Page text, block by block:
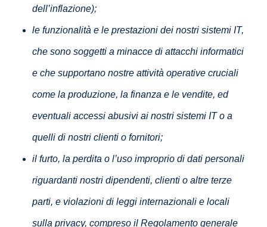
dell’inflazione);
le funzionalità e le prestazioni dei nostri sistemi IT,
che sono soggetti a minacce di attacchi informatici
e che supportano nostre attività operative cruciali
come la produzione, la finanza e le vendite, ed
eventuali accessi abusivi ai nostri sistemi IT o a
quelli di nostri clienti o fornitori;
il furto, la perdita o l’uso improprio di dati personali
riguardanti nostri dipendenti, clienti o altre terze
parti, e violazioni di leggi internazionali e locali
sulla privacy, compreso il Regolamento generale